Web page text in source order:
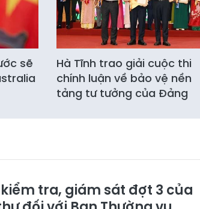
sẽ
Hà Tĩnh trao giải cuộc thi
chính luận về bảo vệ nền
tảng tư tưởng của Đảng
tra, giám sát đợt 3 của